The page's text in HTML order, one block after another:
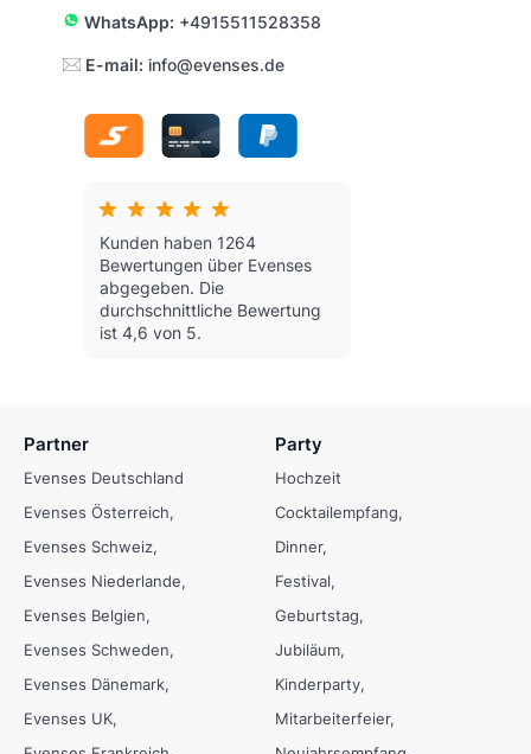
WhatsApp: +4915511528358
E-mail: info@evenses.de
Kunden haben 1264
Bewertungen über Evenses
abgegeben. Die
durchschnittliche Bewertung
ist 4,6 von 5.
Partner
Evenses Deutschland
Evenses Österreich
Evenses Schweiz
Evenses Niederlande
Evenses Belgien
Evenses Schweden
Evenses Dänemark
Evenses UK
Party
Hochzeit
Cocktailempfang
Dinner
Festival
Geburtstag
Jubiläum
Kinderparty
Mitarbeiterfeier